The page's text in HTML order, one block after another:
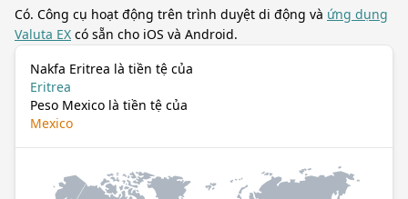
Có. Công cụ hoạt động trên trình duyệt di động và ứng dụng
Valuta EX có sẵn cho iOS và Android.
Nakfa Eritrea là tiền tệ của
Eritrea
Peso Mexico là tiền tệ của
Mexico